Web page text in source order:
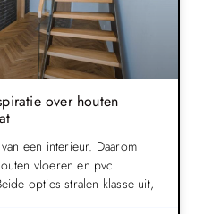
over houten
een interieur. Daarom
vloeren en pvc
opties stralen klasse uit,